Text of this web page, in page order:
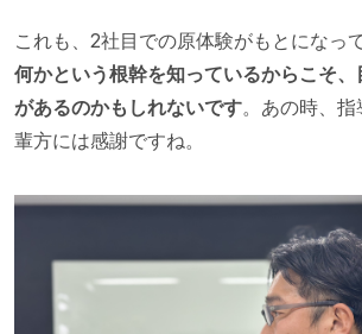
これも、2社目での原体験がもとになって
何かという根幹を知っているからこそ
があるのかもしれないです。あの時、
輩方には感謝ですね。